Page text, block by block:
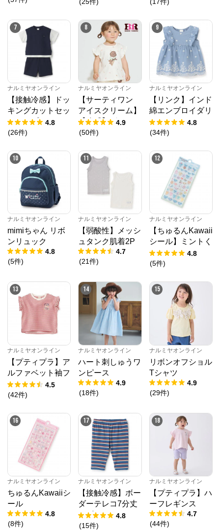
7
ナルミヤオンライン
【接触冷感】ドッ
キングカットセッ
トアップ
4.8
(26件)
8
ナルミヤオンライン
【サーティワン
アイスクリーム】
【冷感】グラフィ
ック半袖Tシャツ
4.9
(50件)
9
ナルミヤオンライン
【リンク】インド
綿エンブロイダリ
ーチュニック
4.8
(34件)
10
ナルミヤオンライン
mimiちゃん リボ
ンリュック
4.8
(5件)
11
ナルミヤオンライン
【弱酸性】メッシ
ュタンク肌着2P
4.7
(21件)
12
ナルミヤオンライン
【ちゅるんKawaii
シール】ミントく
ん
4.8
(5件)
13
ナルミヤオンライン
【プティプラ】ア
ルファベット袖フ
リルTシャツ
4.5
(42件)
14
ナルミヤオンライン
ハート刺しゅうワ
ンピース
4.9
(18件)
15
ナルミヤオンライン
リボンオフショル
Tシャツ
4.9
(29件)
16
ナルミヤオンライン
ちゅるんKawaiiシ
ール
4.8
(8件)
17
ナルミヤオンライン
【接触冷感】ボー
ダーテレコ7分丈
レギンス
4.8
(15件)
18
ナルミヤオンライン
【プティプラ】ハ
ーフレギンス
4.7
(44件)
ナルミヤオンライン
公式ECサイト
※外部サイトが開きます
ナルミヤオンラインからのコメント
ナルミヤオンライン公式通販ショップ。人気子供服メ
ミニ等、全ブランド、全商品をご覧いただけます。